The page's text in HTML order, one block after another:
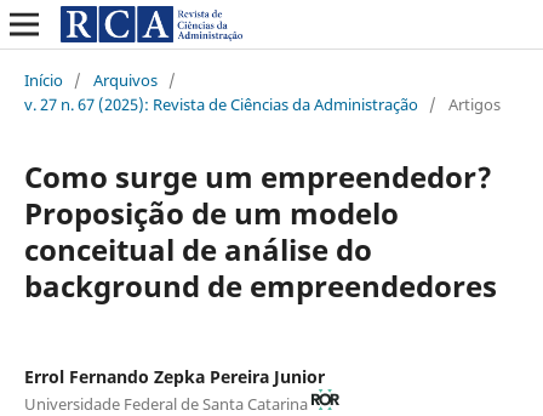
Início / Arquivos /
v. 27 n. 67 (2025): Revista de Ciências da Administração / Artigos
Como surge um empreendedor?
Proposição de um modelo
conceitual de análise do
background de empreendedores
Errol Fernando Zepka Pereira Junior
Universidade Federal de Santa Catarina